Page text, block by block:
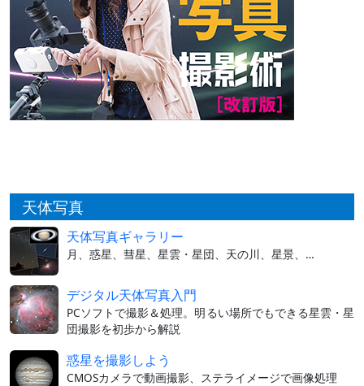
天体写真
天体写真ギャラリー
月、惑星、彗星、星雲・星団、天の川、星景、…
デジタル天体写真入門
PCソフトで撮影＆処理。明るい場所でもできる星雲・星
団撮影を初歩から解説
惑星を撮影しよう
CMOSカメラで動画撮影、ステライメージで画像処理